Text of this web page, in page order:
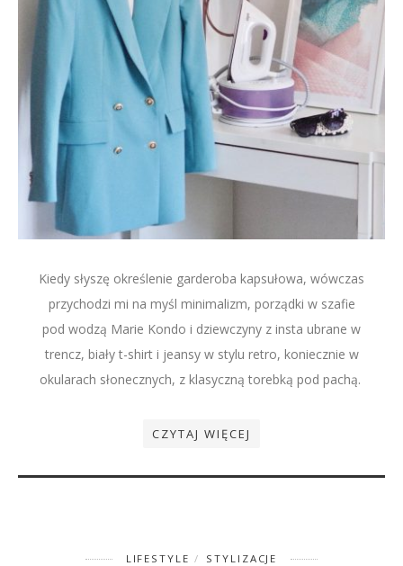
Kiedy słyszę określenie garderoba kapsułowa, wówczas
przychodzi mi na myśl minimalizm, porządki w szafie
pod wodzą Marie Kondo i dziewczyny z insta ubrane w
trencz, biały t-shirt i jeansy w stylu retro, koniecznie w
okularach słonecznych, z klasyczną torebką pod pachą.
CZYTAJ WIĘCEJ
LIFESTYLE STYLIZACJE